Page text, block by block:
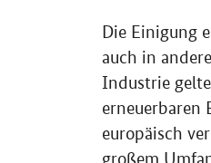
Die Einigung
auch in
Industrie
erneuerbaren
europäisch